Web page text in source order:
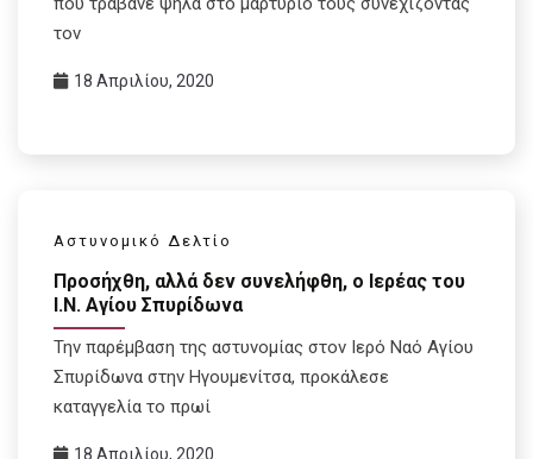
τον
18 Απριλίου, 2020
Αστυνομικό Δελτίο
Προσήχθη, αλλά δεν συνελήφθη, ο Ιερέας του
Ι.Ν. Αγίου Σπυρίδωνα
Την παρέμβαση της αστυνομίας στον Ιερό Ναό Αγίου
Σπυρίδωνα στην Ηγουμενίτσα, προκάλεσε
καταγγελία το πρωί
18 Απριλίου, 2020